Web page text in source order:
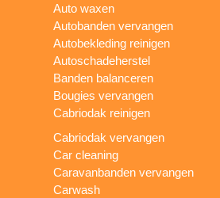
Auto waxen
Autobanden vervangen
Autobekleding reinigen
Autoschadeherstel
Banden balanceren
Bougies vervangen
Cabriodak reinigen
Cabriodak vervangen
Car cleaning
Caravanbanden vervangen
Carwash